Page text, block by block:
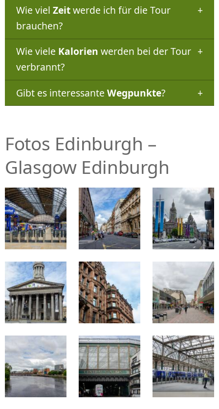
Wie viel Zeitwerde ich für die Tour
brauchen?
Wie viele Kalorien werden bei der Tour
verbrannt?
Gibt es interessante Wegpunkte?
Fotos Edinburgh –
Glasgow Edinburgh